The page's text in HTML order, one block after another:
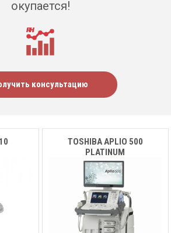
окупается!
консультацию
TOSHIBA APLIO 500
PLATINUM